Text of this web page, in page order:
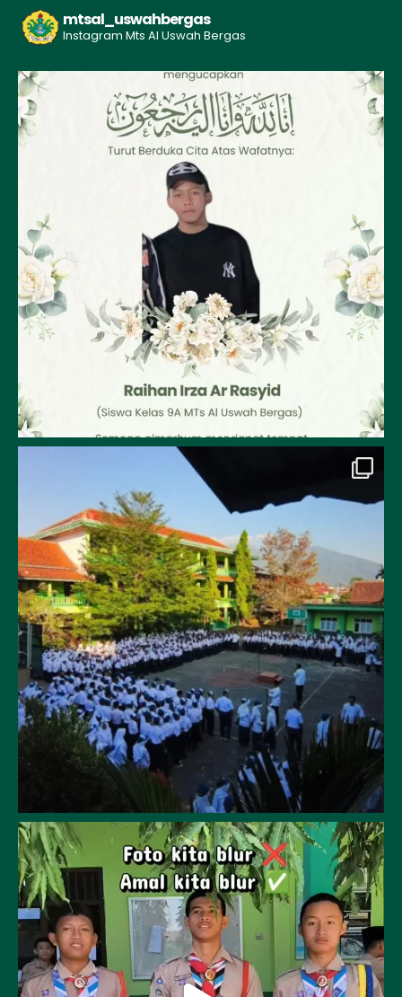
mtsal_uswahbergas
Instagram Mts Al Uswah Bergas